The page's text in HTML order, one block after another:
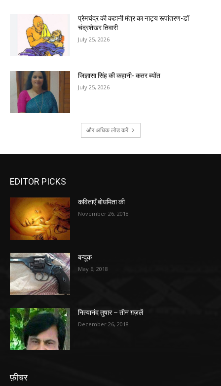
प्रेमचंद्र की कहानी मंत्र का नाट्य रूपांतरण-डॉ
चंद्रशेखर तिवारी
July 25, 2026
जिज्ञासा सिंह की कहानी- कतर ब्योंत
July 25, 2026
और अधिक लोड करें
EDITOR PICKS
कविताएँ बोधमिता की
November 26, 2018
बन्दूक
May 6, 2018
नित्यानंद तुषार – तीन ग़ज़लें
December 26, 2018
फ़ीचर